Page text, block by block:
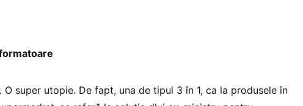
O super utopie. De fapt, una de tipul 3 în 1, ca la produsele în